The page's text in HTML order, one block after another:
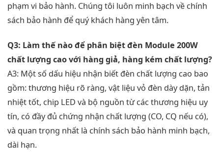
phạm vi bảo hành. Chúng tôi luôn minh bạch về chính
sách bảo hành để quý khách hàng yên tâm.
Q3: Làm thế nào để phân biệt đèn Module 200W
chất lượng cao với hàng giả, hàng kém chất lượng?
A3: Một số dấu hiệu nhận biết đèn chất lượng cao bao
gồm: thương hiệu rõ ràng, vật liệu vỏ đèn dày dặn, tản
nhiệt tốt, chip LED và bộ nguồn từ các thương hiệu uy
tín, có đầy đủ chứng nhận chất lượng (CO, CQ nếu có),
và quan trọng nhất là chính sách bảo hành minh bạch,
dài hạn.